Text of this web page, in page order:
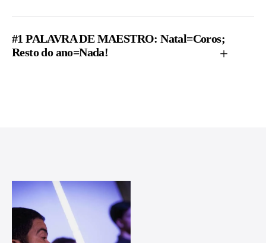
#1 PALAVRA DE MAESTRO: Natal=Coros;
Resto do ano=Nada!